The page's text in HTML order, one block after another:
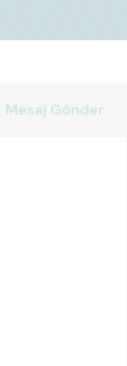
Mesaj Gönder